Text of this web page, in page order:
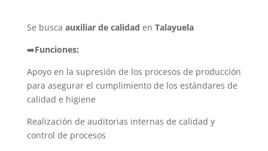
Se busca auxiliar de calidad en Talayuela
➡️Funciones:
Apoyo en la supresión de los procesos de producción
para asegurar el cumplimiento de los estándares de
calidad e higiene
Realización de auditorias internas de calidad y
control de procesos